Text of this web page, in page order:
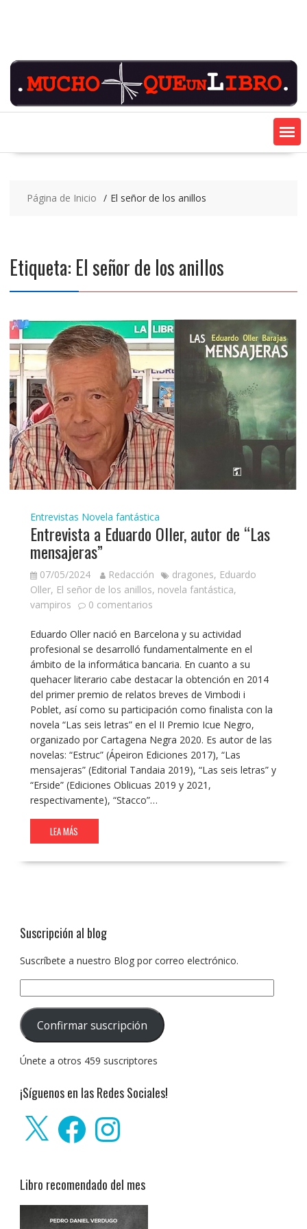
Página de Inicio El señor de los anillos
Etiqueta: El señor de los anillos
Entrevistas Novela fantástica
Entrevista a Eduardo Oller, autor de “Las
mensajeras”
07/05/2024 Redacción dragones, Eduardo
Oller, El señor de los anillos, novela fantástica,
vampiros
0 comentarios
Eduardo Oller nació en Barcelona y su actividad
profesional se desarrolló fundamentalmente en el
ámbito de la informática bancaria. En cuanto a su
quehacer literario cabe destacar la obtención en 2014
del primer premio de relatos breves de Vimbodi i
Poblet, así como su participación como finalista con la
novela “Las seis letras” en el II Premio Icue Negro,
organizado por Cartagena Negra 2020. Es autor de las
novelas: “Estruc” (Ápeiron Ediciones 2017), “Las
mensajeras” (Editorial Tandaia 2019), “Las seis letras” y
“Erside” (Ediciones Oblicuas 2019 y 2021,
respectivamente), “Stacco”…
LEA MÁS
Suscripción al blog
Suscríbete a nuestro Blog por correo electrónico.
correo
electrónico:
Confirmar suscripción
Únete a otros 459 suscriptores
¡Síguenos en las Redes Sociales!
FacebookInstagram
Libro recomendado del mes